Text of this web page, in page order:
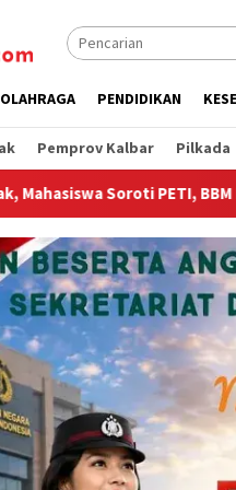
OLAHRAGA PENDIDIKAN
Pemprov Kalbar Pilkada
Hingga Knalpot Brong